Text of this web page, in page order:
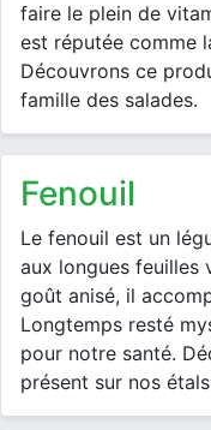
faire le plein de
est réputée comme
Découvrons ce
famille des salades.
fenouil
Le fenouil est un
aux longues feuilles
goût anisé, il
Longtemps resté
pour notre santé.
présent sur nos